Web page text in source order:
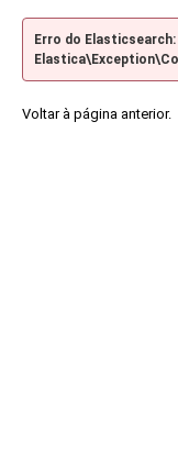
Erro do Elasticsearch:
Voltar à página anterior.